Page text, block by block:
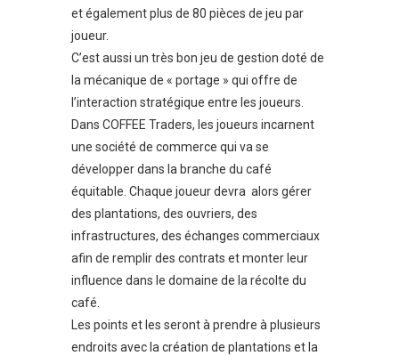
et également plus de 80 pièces de jeu par
joueur.
C’est aussi un très bon jeu de gestion doté de
la mécanique de « portage » qui offre de
l’interaction stratégique entre les joueurs.
Dans COFFEE Traders, les joueurs incarnent
une société de commerce qui va se
développer dans la branche du café
équitable. Chaque joueur devra alors gérer
des plantations, des ouvriers, des
infrastructures, des échanges commerciaux
afin de remplir des contrats et monter leur
influence dans le domaine de la récolte du
café.
Les points et les seront à prendre à plusieurs
endroits avec la création de plantations et la